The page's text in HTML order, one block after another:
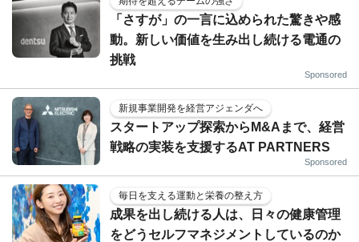
「さすが」の一言に込められた驚きや感
動。新しい価値を生み出し続ける電通の
挑戦
Sponsored
新規事業開発を経営アジェンダへ
スタートアップ探索からM&Aまで、経営
戦略の実装を支援するAT PARTNERS
Sponsored
毎日を支える運動と栄養の整え方
成果を出し続ける人は、日々の健康管理
をどうセルフマネジメントしているのか